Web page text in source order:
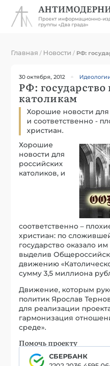
Главная / Новости / РФ:
30 октября, 2012
РФ: государство
католикам
Хорошие новости для
и соответственно -
христиан.
Хорошие
новости для
российских
католиков, и
соответственно –
христиан: по
государство оказало
выделив
движению
сумму 3,5 миллиона
Движение, которым
политик Ярослав
для реализации
гармонизация
среде».
Помочь проекту
СБЕРБАНК